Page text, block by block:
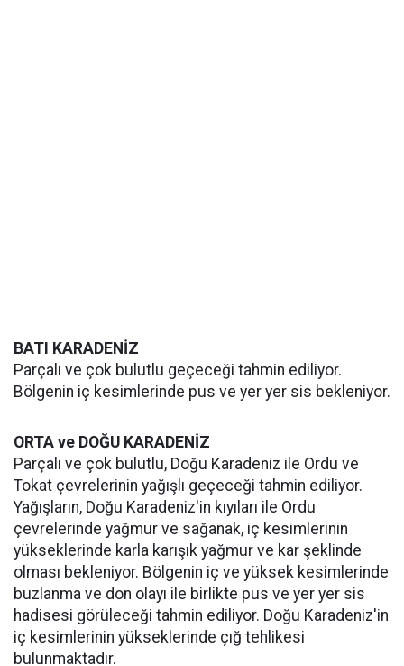
BATI KARADENİZ
Parçalı ve çok bulutlu geçeceği tahmin ediliyor.
Bölgenin iç kesimlerinde pus ve yer yer sis bekleniyor.
ORTA ve DOĞU KARADENİZ
Parçalı ve çok bulutlu, Doğu Karadeniz ile Ordu ve
Tokat çevrelerinin yağışlı geçeceği tahmin ediliyor.
Yağışların, Doğu Karadeniz'in kıyıları ile Ordu
çevrelerinde yağmur ve sağanak, iç kesimlerinin
yükseklerinde karla karışık yağmur ve kar şeklinde
olması bekleniyor. Bölgenin iç ve yüksek kesimlerinde
buzlanma ve don olayı ile birlikte pus ve yer yer sis
hadisesi görüleceği tahmin ediliyor. Doğu Karadeniz'in
iç kesimlerinin yükseklerinde çığ tehlikesi
bulunmaktadır.